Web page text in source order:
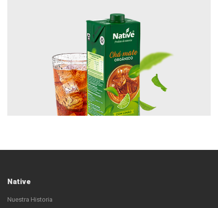
Native
Nuestra Historia